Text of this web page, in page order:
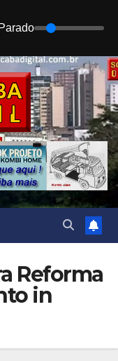
Reforma
in
Parado